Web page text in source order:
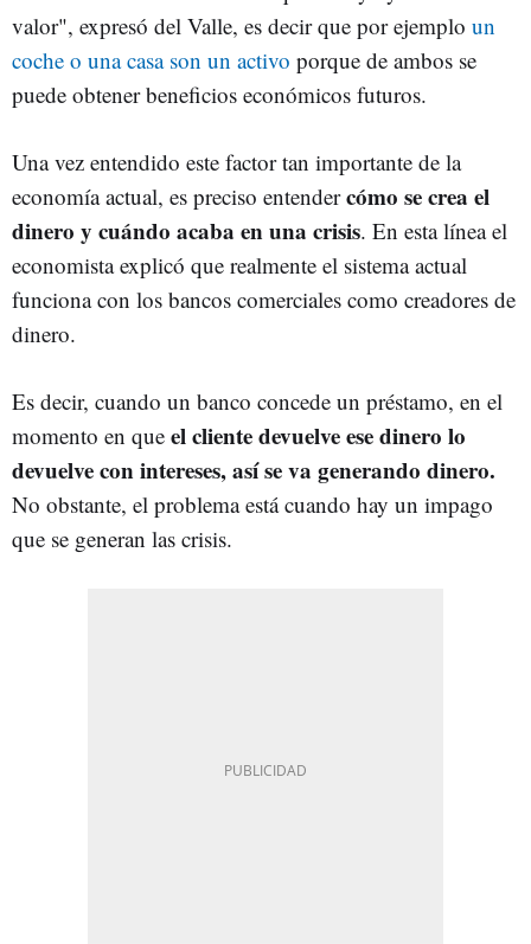
valor", expresó del Valle, es decir que por ejemplo un
coche o una casa son un activo porque de ambos se
puede obtener beneficios económicos futuros.
Una vez entendido este factor tan importante de la
economía actual, es preciso entendercómo se crea el
dinero y cuándo acaba en una crisis. En esta línea el
economista explicó que realmente el sistema actual
funciona con los bancos comerciales como creadores de
dinero.
Es decir, cuando un banco concede un préstamo, en el
momento en que el cliente devuelve ese dinero lo
devuelve con intereses, así se va generando dinero.
No obstante, el problema está cuando hay un impago
que se generan las crisis.